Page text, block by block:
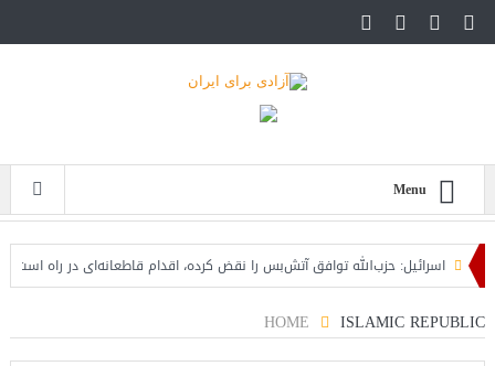
Menu
اسرائیل: حزب‌الله توافق آتش‌بس را نقض کرده، اقدام قاطعانه‌ای در راه است
HOME ISLAMIC REPUBLIC